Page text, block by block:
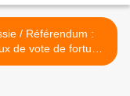
/ Référendum :
de vote de fortune,
pressions